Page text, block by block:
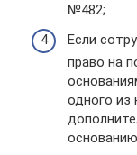
№482;
Если
право на
одного из